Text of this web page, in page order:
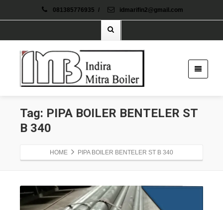
081385776935 / idmarifin2@gmail.com
Tag: PIPA BOILER BENTELER ST
B 340
HOME PIPA BOILER BENTELER ST B 340